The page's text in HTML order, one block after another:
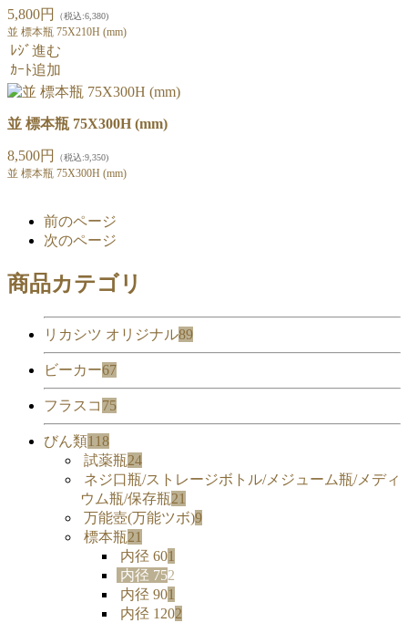
5,800円 （税込:6,380)
並 標本瓶 75X210H (mm)
ﾚｼﾞ進む
ｶｰﾄ追加
並 標本瓶 75X300H (mm)
8,500円 （税込:9,350)
並 標本瓶 75X300H (mm)
前のページ
次のページ
商品カテゴリ
リカシツ オリジナル89
ビーカー67
フラスコ 75
びん類118
試薬瓶24
ネジ口瓶/ストレージボトル/メジューム瓶/メディ
ウム瓶/保存瓶21
万能壺(万能ツボ)9
標本瓶21
内径 601
内径 752
内径 901
内径 1202